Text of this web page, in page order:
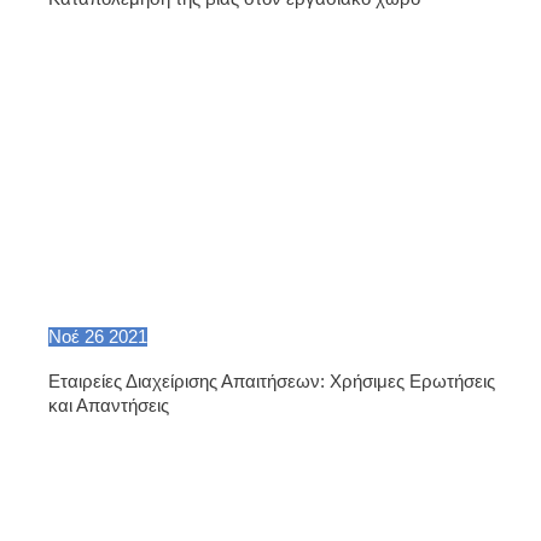
Νοέ 26 2021
Εταιρείες Διαχείρισης Απαιτήσεων: Χρήσιμες Ερωτήσεις
και Απαντήσεις